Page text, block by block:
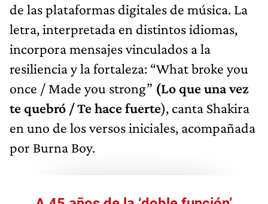
de las plataformas digitales de música. La
letra, interpretada en distintos idiomas,
incorpora mensajes vinculados a la
resiliencia y la fortaleza: “What broke you
once / Made you strong” (Lo que una vez
te quebró / Te hace fuerte), canta Shakira
en uno de los versos iniciales, acompañada
por Burna Boy.